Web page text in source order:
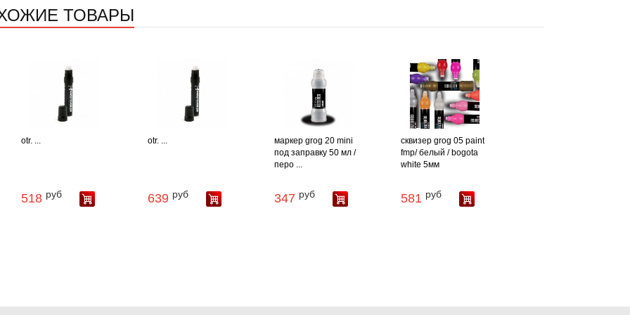
ТОВАРЫ
otr. ...
518 руб
otr. ...
639 руб
маркер grog 20 mini
под заправку 50 мл /
перо ...
347 руб
сквизер grog 05 paint
fmp/ белый / bogota
white 5мм
581 руб